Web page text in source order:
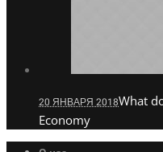
20 ЯНВАРЯ 2018What
Economy